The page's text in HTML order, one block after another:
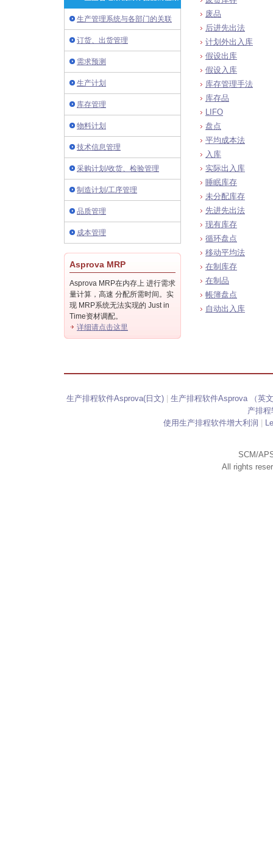
生产管理系统与各部门的关联
订货、出货管理
需求预测
生产计划
库存管理
物料计划
技术信息管理
采购计划/收货、检验管理
制造计划/工序管理
品质管理
成本管理
Asprova MRP
Asprova MRP在内存上 进行需求
量计算，高速 分配所需时间。实
现 MRP系统无法实现的 Just in
Time资材调配。
详细请点击这里
废品
后进先出法
计划外出入库
假设出库
假设入库
库存管理手法
库存品
LIFO
盘点
平均成本法
入库
实际出入库
睡眠库存
未分配库存
先进先出法
现有库存
循环盘点
移动平均法
在制库存
在制品
帳簿盘点
自动出入库
生产排程软件Asprova(日文)| 生产排程软件Asprova （英
产排
使用生产排程软件增大利润
SCM/
All rights